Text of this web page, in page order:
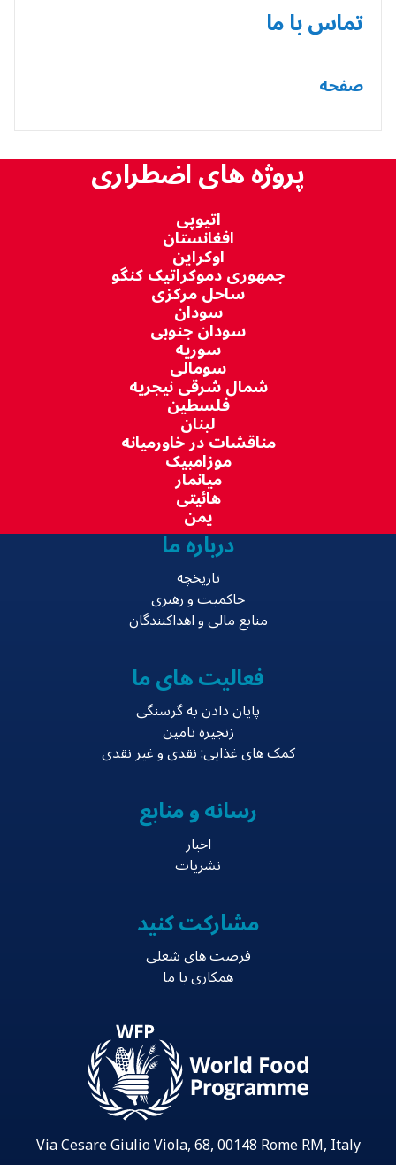
تماس با ما
صفحه
پروژه های اضطراری
اتیوپی
افغانستان
اوکراین
جمهوری دموکراتیک کنگو
ساحل مرکزی
سودان
سودان جنوبی
سوریه
سومالی
شمال شرقی نیجریه
فلسطین
لبنان
مناقشات در خاورمیانه
موزامبیک
میانمار
هائیتی
یمن
درباره ما
تاریخچه
حاکمیت و رهبری
منابع مالی و اهداکنندگان
فعالیت های ما
پایان دادن به گرسنگی
زنجیره تامین
کمک های غذایی: نقدی و غیر نقدی
رسانه و منابع
اخبار
نشریات
مشارکت کنید
فرصت های شغلی
همکاری با ما
Via Cesare Giulio Viola, 68, 00148 Rome RM, Italy